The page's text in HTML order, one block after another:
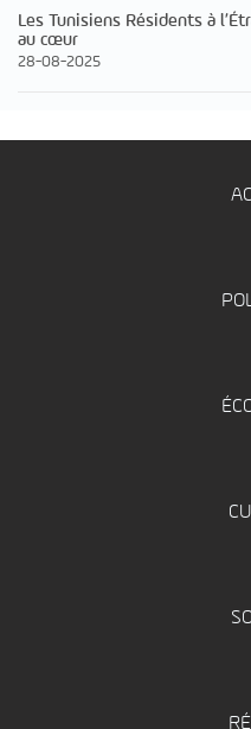
Les Tunisiens Résidents à
au cœur
28-08-2025